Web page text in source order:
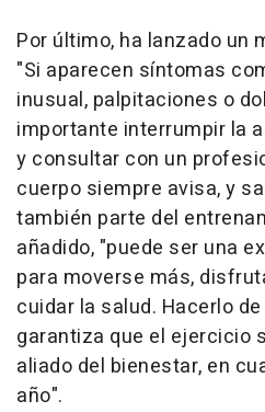
Por último, ha lanzado un
"Si aparecen síntomas
inusual, palpitaciones o
importante interrumpir la
y consultar con un
cuerpo siempre avisa, y
también parte del
añadido, "puede ser una
para moverse más,
cuidar la salud. Hacerlo
garantiza que el ejercicio
aliado del bienestar, en
año".